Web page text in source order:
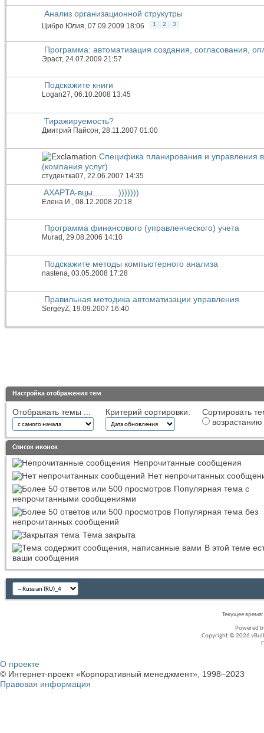
Анализ организационной струкутры
Цибро Юлия, 07.09.2009 18:06 1 2 3
Программа: автоматизация создания, согласования,
Эраст, 24.07.2009 21:57
Подскажите книги
Logan27, 06.10.2008 13:45
Тиражируемость?
Дмитрий Пайсон , 28.11.2007 01:00
Специфика планирования и управления
(компания услуг)
студентка07, 22.06.2007 14:35
AXAPTA-вцы...........)))))))
Елена И. , 08.12.2008 20:18
Программа финансового (управленческого) учета
Murad , 29.08.2006 14:10
Подскажите методы компьютерного анализа
nastena , 03.05.2008 17:28
Правильная методика автоматизации управления
SergeyZ, 19.09.2007 16:40
Настройка отображения тем
Отображать темы ... Критерий сортировки:
Сортировать
возрастанию
Список иконок
Непрочитанные сообщения
Нет непрочитанных
Популярная тема с
непрочитанными сообщениями
Популярная тема без
непрочитанных сообщений
Тема закрыта
В этой теме
ваши сообщения
Текущее время:
Powered
Copyright © 2026
О проекте
© Интернет-проект «Корпоративный менеджмент», 1998–2023
Правовая информация